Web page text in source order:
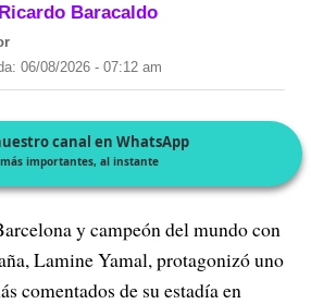
Ricardo Baracaldo
06/08/2026 - 07:12 am
canal en WhatsApp
importantes, al instante
y campeón del mundo con
Lamine Yamal, protagonizó uno
comentados de su estadía en